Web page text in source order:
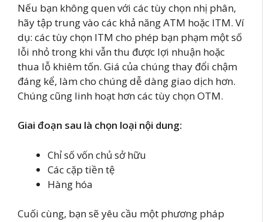
Nếu bạn không quen với các tùy chọn nhị phân,
hãy tập trung vào các khả năng ATM hoặc ITM. Ví
dụ: các tùy chọn ITM cho phép bạn phạm một số
lỗi nhỏ trong khi vẫn thu được lợi nhuận hoặc
thua lỗ khiêm tốn. Giá của chúng thay đổi chậm
đáng kể, làm cho chúng dễ dàng giao dịch hơn.
Chúng cũng linh hoạt hơn các tùy chọn OTM.
Giai đoạn sau là chọn loại nội dung:
Chỉ số vốn chủ sở hữu
Các cặp tiền tệ
Hàng hóa
Cuối cùng, bạn sẽ yêu cầu một phương pháp